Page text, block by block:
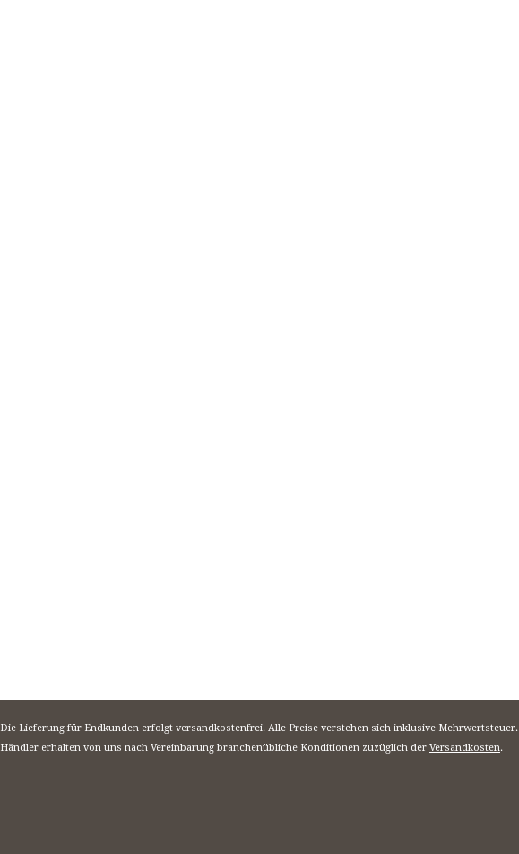
Die Lieferung für Endkunden erfolgt versandkostenfrei. Alle Preise verstehen sich inklusive Mehrwertsteuer.
Händler erhalten von uns nach Vereinbarung branchenübliche Konditionen zuzüglich der Versandkosten.